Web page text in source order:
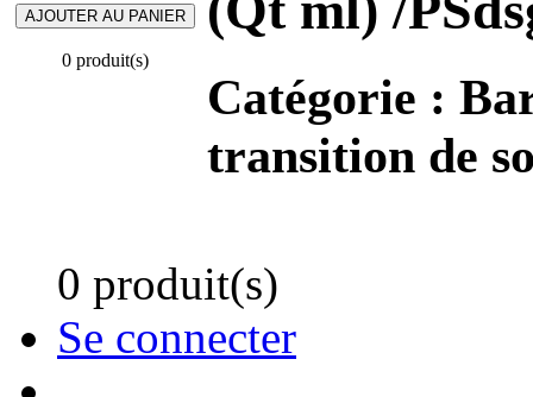
0 produit(s)
Catégorie :
transition de
0 produit(s)
Se connecter